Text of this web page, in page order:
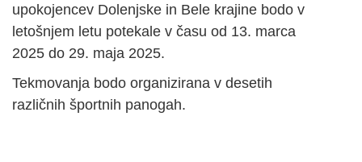
upokojencev Dolenjske in Bele krajine bodo v
letošnjem letu potekale v času od 13. marca
2025 do 29. maja 2025.
Tekmovanja bodo organizirana v desetih
različnih športnih panogah.